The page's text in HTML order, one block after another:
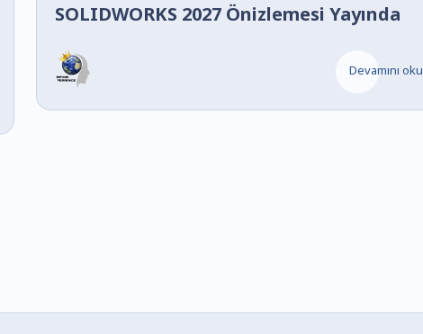
SOLIDWORKS 2027 Önizlemesi Yayında
Devamını oku